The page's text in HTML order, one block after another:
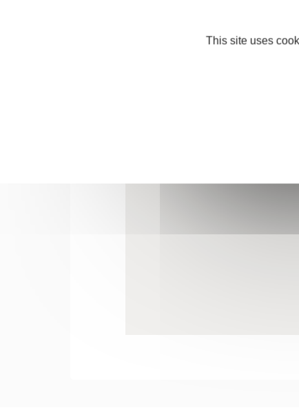
http://www.scm-86.frThis site uses